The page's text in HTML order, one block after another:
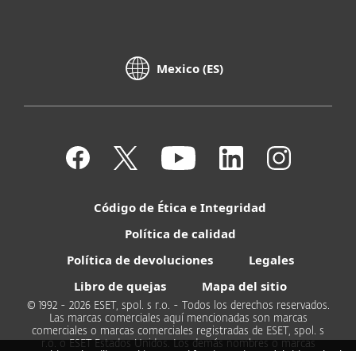
Mexico (ES)
Código de Ética e Integridad
Política de calidad
Política de devoluciones
Legales
Libro de quejas
Mapa del sitio
© 1992 - 2026 ESET, spol. s r.o. - Todos los derechos reservados.
Las marcas comerciales aquí mencionadas son marcas
comerciales o marcas comerciales registradas de ESET, spol. s
r.o. o ESET Estados Unidos. Los demás nombres o marcas